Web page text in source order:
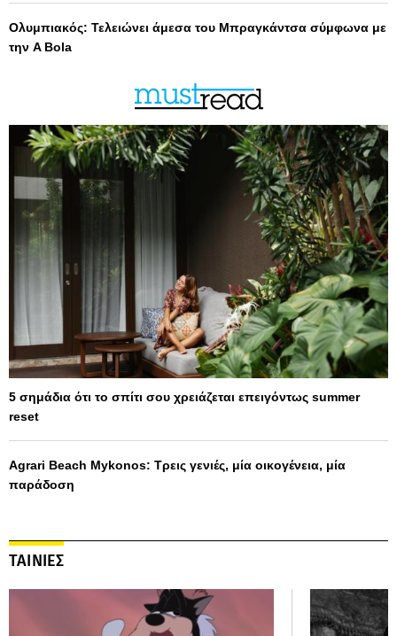
Ολυμπιακός: Τελειώνει άμεσα του Μπραγκάντσα σύμφωνα με
την A Bola
5 σημάδια ότι το σπίτι σου χρειάζεται επειγόντως summer
reset
Agrari Beach Mykonos: Τρεις γενιές, μία οικογένεια, μία
παράδοση
ΤΑΙΝΙΕΣ